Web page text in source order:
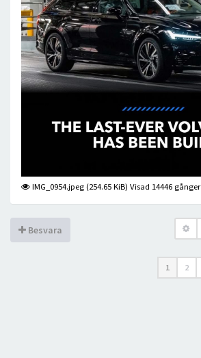
IMG_0954.jpeg (254.65 KiB) Visad 14446 gånger
Besvara
1 2